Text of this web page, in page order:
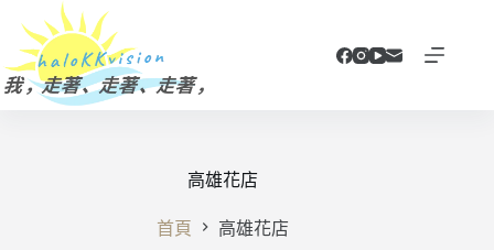
主
要
高雄花店
首頁 高雄花店